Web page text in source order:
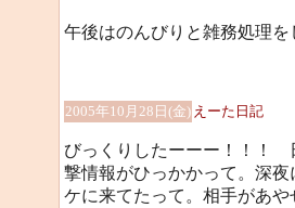
午後はのんびりと雑務処理
2005年10月28日(金) えーた日記
びっくりしたーーー！！！
撃情報がひっかかって。深
ケに来てたって。相手があ